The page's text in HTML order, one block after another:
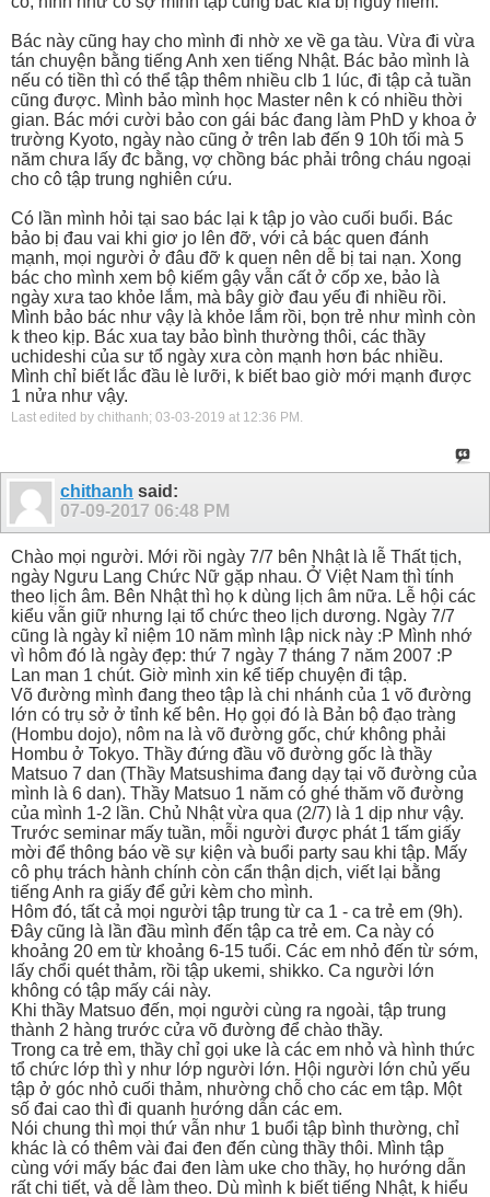
Bác này cũng hay cho mình đi nhờ xe về ga tàu. Vừa đi vừa
tán chuyện bằng tiếng Anh xen tiếng Nhật. Bác bảo mình là
nếu có tiền thì có thể tập thêm nhiều clb 1 lúc, đi tập cả tuần
cũng được. Mình bảo mình học Master nên k có nhiều thời
gian. Bác mới cười bảo con gái bác đang làm PhD y khoa ở
trường Kyoto, ngày nào cũng ở trên lab đến 9 10h tối mà 5
năm chưa lấy đc bằng, vợ chồng bác phải trông cháu ngoại
cho cô tập trung nghiên cứu.
Có lần mình hỏi tại sao bác lại k tập jo vào cuối buổi. Bác
bảo bị đau vai khi giơ jo lên đỡ, với cả bác quen đánh
mạnh, mọi người ở đâu đỡ k quen nên dễ bị tai nạn. Xong
bác cho mình xem bộ kiếm gậy vẫn cất ở cốp xe, bảo là
ngày xưa tao khỏe lắm, mà bây giờ đau yếu đi nhiều rồi.
Mình bảo bác như vậy là khỏe lắm rồi, bọn trẻ như mình còn
k theo kịp. Bác xua tay bảo bình thường thôi, các thầy
uchideshi của sư tổ ngày xưa còn mạnh hơn bác nhiều.
Mình chỉ biết lắc đầu lè lưỡi, k biết bao giờ mới mạnh được
1 nửa như vậy.
Last edited by chithanh; 03-03-2019 at 12:36 PM .
chithanh said:
07-09-2017 06:48 PM
Chào mọi người. Mới rồi ngày 7/7 bên Nhật là lễ Thất tịch,
ngày Ngưu Lang Chức Nữ gặp nhau. Ở Việt Nam thì tính
theo lịch âm. Bên Nhật thì họ k dùng lịch âm nữa. Lễ hội các
kiểu vẫn giữ nhưng lại tổ chức theo lịch dương. Ngày 7/7
cũng là ngày kỉ niệm 10 năm mình lập nick này :P Mình nhớ
vì hôm đó là ngày đẹp: thứ 7 ngày 7 tháng 7 năm 2007 :P
Lan man 1 chút. Giờ mình xin kể tiếp chuyện đi tập.
Võ đường mình đang theo tập là chi nhánh của 1 võ đường
lớn có trụ sở ở tỉnh kế bên. Họ gọi đó là Bản bộ đạo tràng
(Hombu dojo), nôm na là võ đường gốc, chứ không phải
Hombu ở Tokyo. Thầy đứng đầu võ đường gốc là thầy
Matsuo 7 dan (Thầy Matsushima đang dạy tại võ đường của
mình là 6 dan). Thầy Matsuo 1 năm có ghé thăm võ đường
của mình 1-2 lần. Chủ Nhật vừa qua (2/7) là 1 dịp như vậy.
Trước seminar mấy tuần, mỗi người được phát 1 tấm giấy
mời để thông báo về sự kiện và buổi party sau khi tập. Mấy
cô phụ trách hành chính còn cẩn thận dịch, viết lại bằng
tiếng Anh ra giấy để gửi kèm cho mình.
Hôm đó, tất cả mọi người tập trung từ ca 1 - ca trẻ em (9h).
Đây cũng là lần đầu mình đến tập ca trẻ em. Ca này có
khoảng 20 em từ khoảng 6-15 tuổi. Các em nhỏ đến từ sớm,
lấy chổi quét thảm, rồi tập ukemi, shikko. Ca người lớn
không có tập mấy cái này.
Khi thầy Matsuo đến, mọi người cùng ra ngoài, tập trung
thành 2 hàng trước cửa võ đường để chào thầy.
Trong ca trẻ em, thầy chỉ gọi uke là các em nhỏ và hình thức
tổ chức lớp thì y như lớp người lớn. Hội người lớn chủ yếu
tập ở góc nhỏ cuối thảm, nhường chỗ cho các em tập. Một
số đai cao thì đi quanh hướng dẫn các em.
Nói chung thì mọi thứ vẫn như 1 buổi tập bình thường, chỉ
khác là có thêm vài đai đen đến cùng thầy thôi. Mình tập
cùng với mấy bác đai đen làm uke cho thầy, họ hướng dẫn
rất chi tiết, và dễ làm theo. Dù mình k biết tiếng Nhật, k hiểu